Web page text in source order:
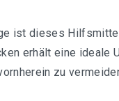
ist dieses
erhält eine ideale
zu